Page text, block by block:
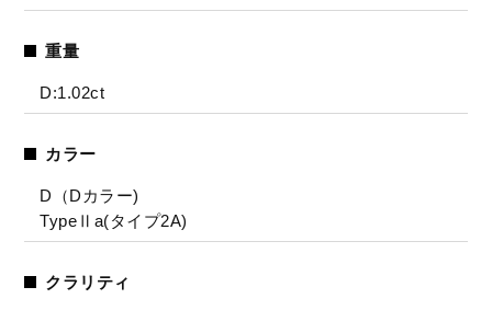
重量
D:1.02ct
カラー
D（Dカラー)
TypeⅡa(タイプ2A)
クラリティ